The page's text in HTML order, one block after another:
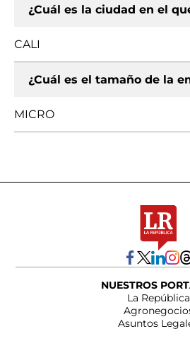
¿Cuál es la ciudad en el
CALI
¿Cuál es el tamaño de la
MICRO
NUESTROS
La República
Asuntos